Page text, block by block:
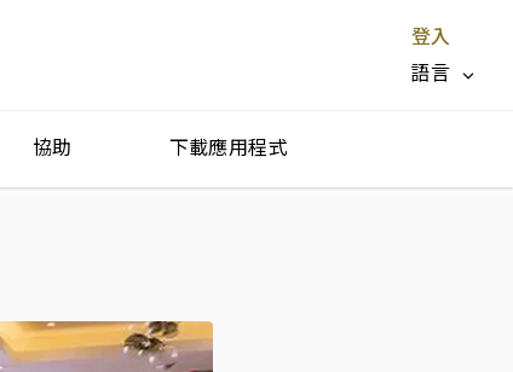
登入
語言
協助 下載應用程式